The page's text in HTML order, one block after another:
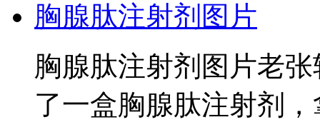
胸腺肽注射剂图片
胸腺肽注射剂图片老
了一盒胸腺肽注射剂